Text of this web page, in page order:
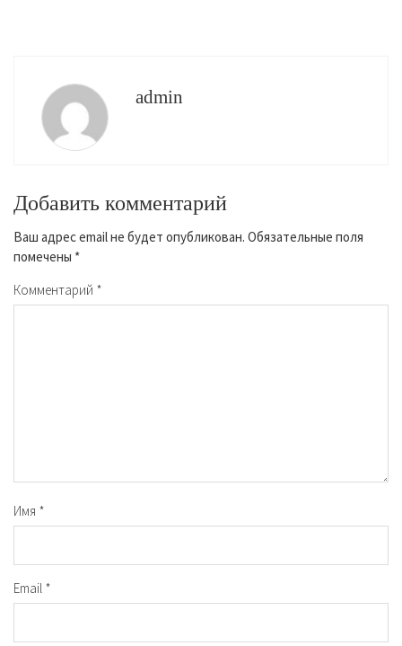
admin
Добавить комментарий
Ваш адрес email не будет опубликован. Обязательные поля
помечены *
Комментарий *
Имя *
Email *